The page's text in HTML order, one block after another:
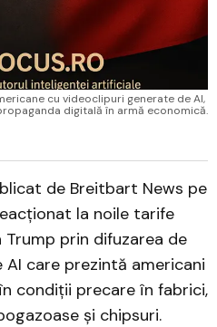
cu videoclipuri generate de AI,
digitală în armă economică.
de Breitbart News pe
la noile tarife
prin difuzarea de
care prezintă americani
condiții precare în fabrici,
și chipsuri.